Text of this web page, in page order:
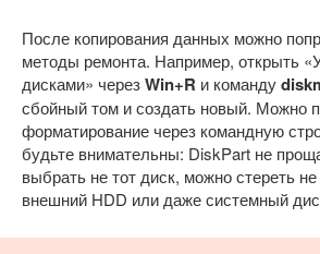
После копирования данных можно
методы ремонта. Например, открыть
дисками» черезWin+R и команду
сбойный том и создать новый. Можно
форматирование через командную
будьте внимательны: DiskPart не
выбрать не тот диск, можно стереть
внешний HDD или даже системный